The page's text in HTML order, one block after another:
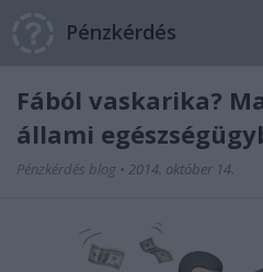
Pénzkérdés
Fából vaskarika?
állami
Pénzkérdés blog • 2014. október 14.